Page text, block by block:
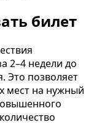
билет
2–4 недели до
Это позволяет
мест на нужный